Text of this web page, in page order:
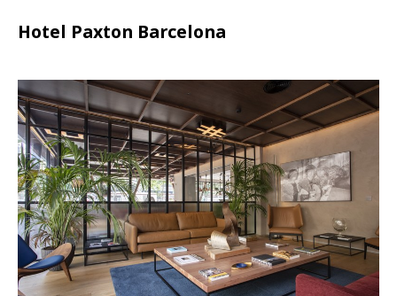
Hotel Paxton Barcelona